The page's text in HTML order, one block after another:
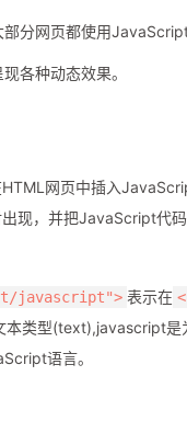
分网页都使用JavaScript
各种动态效果。
网页中插入
现，并把JavaScript代
javascript"> 表示在
本类型(text),javascript是
语言。